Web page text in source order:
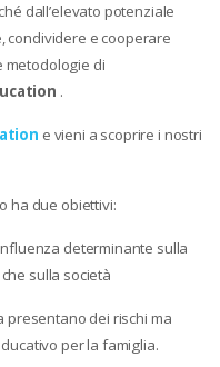
dall’elevato potenziale
condividere e cooperare
metodologie di
.
e vieni a scoprire i nostri
ha due obiettivi:
determinante sulla
sulla società
presentano dei rischi ma
per la famiglia.